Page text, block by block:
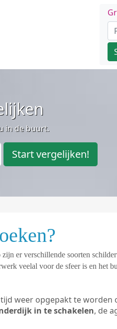
in de buurt.
Start vergelijken!
er verschillende soorten
veelal voor de sfeer is en het
weer opgepakt te worden
in te schakelen, de